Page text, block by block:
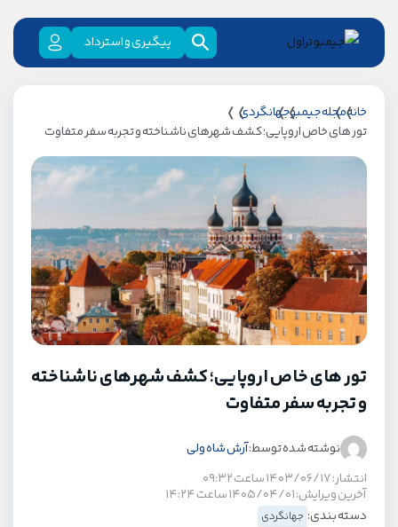
پیگیری و استرداد
خانهمجله جیمبوجهانگردی
تور های خاص اروپایی؛ کشف شهرهای ناشناخته و تجربه سفر متفاوت
تور های خاص اروپایی؛ کشف شهرهای ناشناخته
و تجربه سفر متفاوت
نوشته شده توسط:آرش شاه ولی
انتشار: ۱۴۰۳/۰۶/۱۷ ساعت ۰۹:۳۲
آخرین ویرایش: ۱۴۰۵/۰۴/۰۱ ساعت ۱۴:۲۴
دسته بندی: جهانگردی